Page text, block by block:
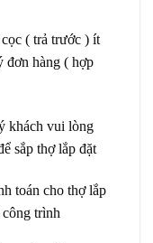
( trả trước ) ít
đơn hàng ( hợp
khách vui lòng
sắp thợ lắp đặt
toán cho thợ lắp
trình